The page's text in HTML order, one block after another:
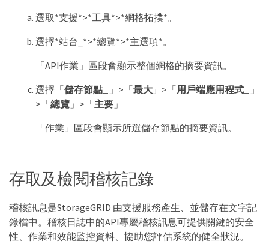
選取*支援*>*工具*>*網格拓撲*。
選擇*站台_*>*總覽*>*主選項*。
「API作業」區段會顯示整個網格的摘要資訊。
選擇「儲存節點_ 」>「最大」>「用戶端應用程式_
」
>「總覽」>「主要」
「作業」區段會顯示所選儲存節點的摘要資訊。
存取及檢閱稽核記錄
稽核訊息是StorageGRID 由支援服務產生、並儲存在文字記
錄檔中。稽核日誌中的API專屬稽核訊息可提供關鍵的安全
性、作業和效能監控資料、協助您評估系統的健全狀況。